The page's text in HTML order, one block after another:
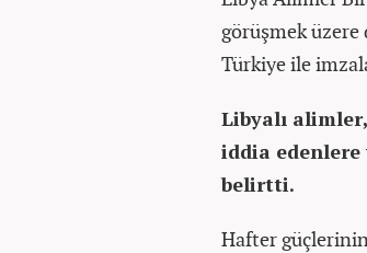
görüşmek
Türkiye ile
Libyalı
iddia
belirtti.
Hafter